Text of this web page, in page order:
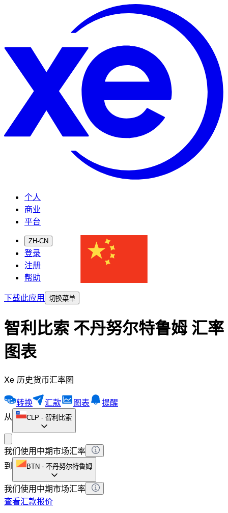
个人
商业
平台
ZH-CN
登录
注册
帮助
下载此应用
切换菜单
智利比索 不丹努尔特鲁姆 汇率
图表
Xe 历史货币汇率图
转换 汇款 图表
提醒
从
CLP - 智利比索
我们使用中期市场汇率
到
BTN - 不丹努尔特鲁姆
我们使用中期市场汇率
查看汇款报价